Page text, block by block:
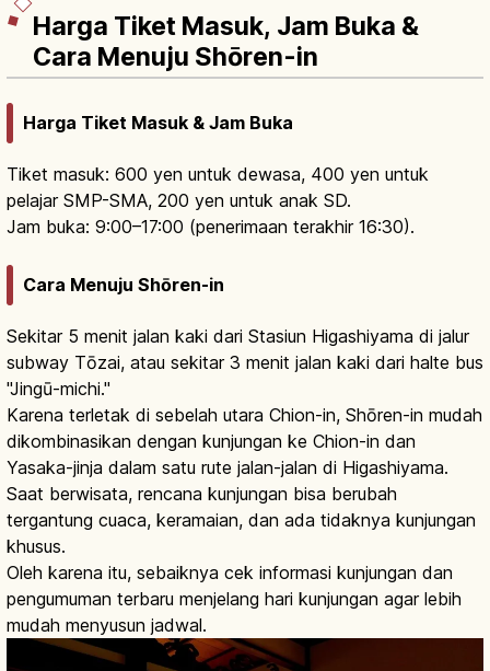
Harga Tiket Masuk, Jam Buka &
Cara Menuju Shōren-in
Harga Tiket Masuk & Jam Buka
Tiket masuk: 600 yen untuk dewasa, 400 yen untuk
pelajar SMP-SMA, 200 yen untuk anak SD.
Jam buka: 9:00–17:00 (penerimaan terakhir 16:30).
Cara Menuju Shōren-in
Sekitar 5 menit jalan kaki dari Stasiun Higashiyama di jalur
subway Tōzai, atau sekitar 3 menit jalan kaki dari halte bus
"Jingū-michi."
Karena terletak di sebelah utara Chion-in, Shōren-in mudah
dikombinasikan dengan kunjungan ke Chion-in dan
Yasaka-jinja dalam satu rute jalan-jalan di Higashiyama.
Saat berwisata, rencana kunjungan bisa berubah
tergantung cuaca, keramaian, dan ada tidaknya kunjungan
khusus.
Oleh karena itu, sebaiknya cek informasi kunjungan dan
pengumuman terbaru menjelang hari kunjungan agar lebih
mudah menyusun jadwal.